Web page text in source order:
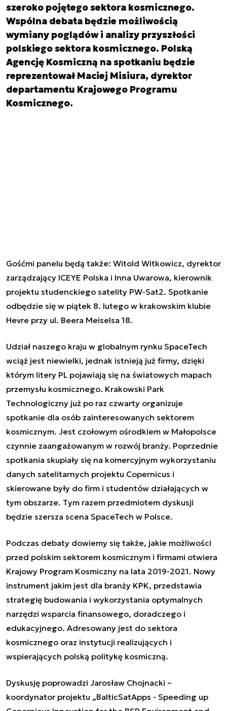
szeroko pojętego sektora kosmicznego.
Wspólna debata będzie możliwością
wymiany poglądów i analizy przyszłości
polskiego sektora kosmicznego. Polską
Agencję Kosmiczną na spotkaniu będzie
reprezentował Maciej Misiura, dyrektor
departamentu Krajowego Programu
Kosmicznego.
Gośćmi panelu będą także: Witold Witkowicz, dyrektor
zarządzający ICEYE Polska i Inna Uwarowa, kierownik
projektu studenckiego satelity PW-Sat2. Spotkanie
odbędzie się w piątek 8. lutego w krakowskim klubie
Hevre przy ul. Beera Meiselsa 18.
Udział naszego kraju w globalnym rynku SpaceTech
wciąż jest niewielki, jednak istnieją już firmy, dzięki
którym litery PL pojawiają się na światowych mapach
przemysłu kosmicznego. Krakowski Park
Technologiczny już po raz czwarty organizuje
spotkanie dla osób zainteresowanych sektorem
kosmicznym. Jest czołowym ośrodkiem w Małopolsce
czynnie zaangażowanym w rozwój branży. Poprzednie
spotkania skupiały się na komercyjnym wykorzystaniu
danych satelitarnych projektu Copernicus i
skierowane były do firm i studentów działających w
tym obszarze. Tym razem przedmiotem dyskusji
będzie szersza scena SpaceTech w Polsce.
Podczas debaty dowiemy się także, jakie możliwości
przed polskim sektorem kosmicznym i firmami otwiera
Krajowy Program Kosmiczny na lata 2019-2021. Nowy
instrument jakim jest dla branży KPK, przedstawia
strategię budowania i wykorzystania optymalnych
narzędzi wsparcia finansowego, doradczego i
edukacyjnego. Adresowany jest do sektora
kosmicznego oraz instytucji realizujących i
wspierających polską politykę kosmiczną.
Dyskusję poprowadzi Jarosław Chojnacki –
koordynator projektu „BalticSatApps - Speeding up